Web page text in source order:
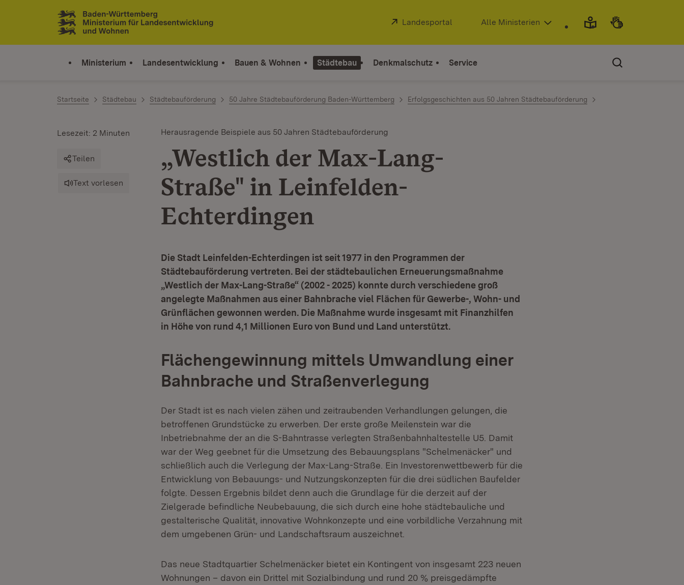
Zum Inhalt springen
Link zur Startseite
Extern:
Landesportal (Öffnet in neuem Fenster)
Alle Ministerien
Ministerium Landesentwicklung Bauen & Wohnen Städtebau Denkmalschutz Service
Startseite Städtebau Städtebauförderung 50 Jahre Städtebauförderung Baden-Württemberg Erfolgsgeschichten aus 50 Jahren Städtebauförderung
Herausragende Beispiele aus 50 Jahren Städtebauförderung
„Westlich der Max-Lang-
Straße" in Leinfelden-
Echterdingen
Lesezeit: 2 Minuten
Teilen
Text vorlesen
Die Stadt Leinfelden-Echterdingen ist seit 1977 in den Programmen der
Städtebauförderung vertreten. Bei der städtebaulichen Erneuerungsmaßnahme
„Westlich der Max-Lang-Straße“ (2002 - 2025) konnte durch verschiedene groß
angelegte Maßnahmen aus einer Bahnbrache viel Flächen für Gewerbe-, Wohn- und
Grünflächen gewonnen werden. Die Maßnahme wurde insgesamt mit Finanzhilfen
in Höhe von rund 4,1 Millionen Euro von Bund und Land unterstützt.
Flächengewinnung mittels Umwandlung einer
Bahnbrache und Straßenverlegung
Der Stadt ist es nach vielen zähen und zeitraubenden Verhandlungen gelungen, die
betroffenen Grundstücke zu erwerben. Der erste große Meilenstein war die
Inbetriebnahme der an die S-Bahntrasse verlegten Straßenbahnhaltestelle U5. Damit
war der Weg geebnet für die Umsetzung des Bebauungsplans "Schelmenäcker" und
schließlich auch die Verlegung der Max-Lang-Straße. Ein Investorenwettbewerb für die
Entwicklung von Bebauungs- und Nutzungskonzepten für die drei südlichen Baufelder
folgte. Dessen Ergebnis bildet denn auch die Grundlage für die derzeit auf der
Zielgerade befindliche Neubebauung, die sich durch eine hohe städtebauliche und
gestalterische Qualität, innovative Wohnkonzepte und eine vorbildliche Verzahnung mit
dem umgebenen Grün- und Landschaftsraum auszeichnet.
Das neue Stadtquartier Schelmenäcker bietet ein Kontingent von insgesamt 223 neuen
Wohnungen – davon ein Drittel mit Sozialbindung und rund 20 % preisgedämpfte